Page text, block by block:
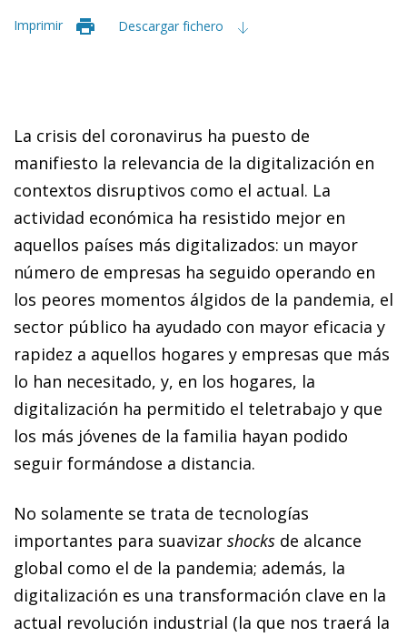
Imprimir Descargar fichero
La crisis del coronavirus ha puesto de
manifiesto la relevancia de la digitalización en
contextos disruptivos como el actual. La
actividad económica ha resistido mejor en
aquellos países más digitalizados: un mayor
número de empresas ha seguido operando en
los peores momentos álgidos de la pandemia, el
sector público ha ayudado con mayor eficacia y
rapidez a aquellos hogares y empresas que más
lo han necesitado, y, en los hogares, la
digitalización ha permitido el teletrabajo y que
los más jóvenes de la familia hayan podido
seguir formándose a distancia.
No solamente se trata de tecnologías
importantes para suavizar shocks de alcance
global como el de la pandemia; además, la
digitalización es una transformación clave en la
actual revolución industrial (la que nos traerá la